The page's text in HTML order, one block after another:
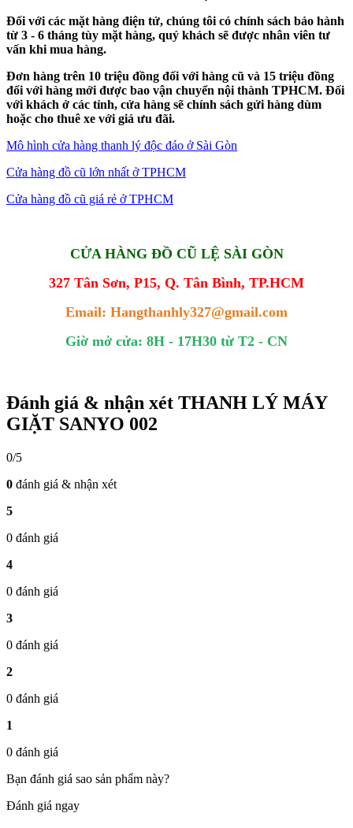
Đối với các mặt hàng điện tử, chúng tôi có chính sách bảo hành
từ 3 - 6 tháng tùy mặt hàng, quý khách sẽ được nhân viên tư
vấn khi mua hàng.
Đơn hàng trên 10 triệu đồng đối với hàng cũ và 15 triệu đồng
đối với hàng mới được bao vận chuyển nội thành TPHCM. Đối
với khách ở các tỉnh, cửa hàng sẽ chính sách gửi hàng dùm
hoặc cho thuê xe với giá ưu đãi.
Mô hình cửa hàng thanh lý độc đáo ở Sài Gòn
Cửa hàng đồ cũ lớn nhất ở TPHCM
Cửa hàng đồ cũ giá rẻ ở TPHCM
CỬA HÀNG ĐỒ CŨ LỆ SÀI GÒN
327 Tân Sơn, P15, Q. Tân Bình, TP.HCM
Email: Hangthanhly327@gmail.com
Giờ mở cửa: 8H - 17H30 từ T2 - CN
Đánh giá & nhận xét THANH LÝ MÁY
GIẶT SANYO 002
0/5
0 đánh giá & nhận xét
5
0 đánh giá
4
0 đánh giá
3
0 đánh giá
2
0 đánh giá
1
0 đánh giá
Bạn đánh giá sao sản phẩm này?
Đánh giá ngay